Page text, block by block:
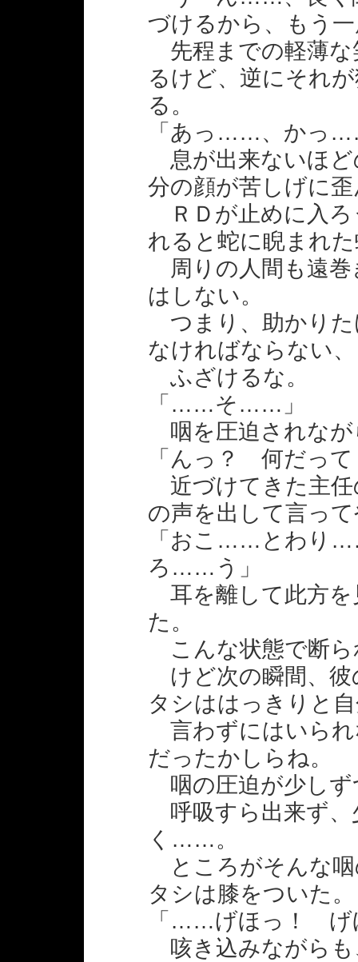
づけるから、もう
先程までの軽薄な
るけど、逆にそれ
る。
「あっ……、かっ
息が出来ないほど
分の顔が苦しげに
ＲＤが止めに入ろ
れると蛇に睨まれ
周りの人間も遠巻
はしない。
つまり、助かりた
なければならない
ふざけるな。
「……そ……」
咽を圧迫されなが
「んっ？ 何だって
近づけてきた主任
の声を出して言っ
「おこ……とわり
ろ……う」
耳を離して此方を
た。
こんな状態で断ら
けど次の瞬間、彼
タシははっきりと
言わずにはいられ
だったかしらね。
咽の圧迫が少しず
呼吸すら出来ず、
く……。
ところがそんな咽
タシは膝をついた。
「……げほっ！ げ
咳き込みながらも